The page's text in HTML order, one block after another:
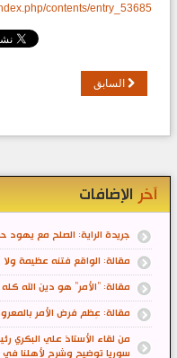
contents/entry_53685
السابق
آخر الإضافات
جريدة الراية: الصلح مع يهود
مقالة: الواقع فتنه عظيمة
مقالة: "الأمر" هو دين الله كله
مقالة: عِظم فرض الأمر
من لقاء الأستاذ علي البكري
سوريا توضيح وشرح لأهلنا في